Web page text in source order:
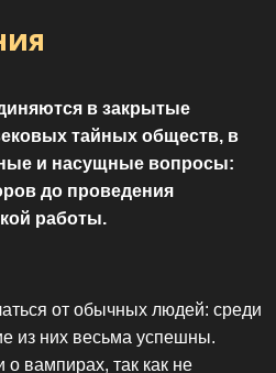
в закрытые
тайных обществ, в
и насущные вопросы:
до проведения
работы.
от обычных людей: среди
из них весьма успешны.
о вампирах, так как не